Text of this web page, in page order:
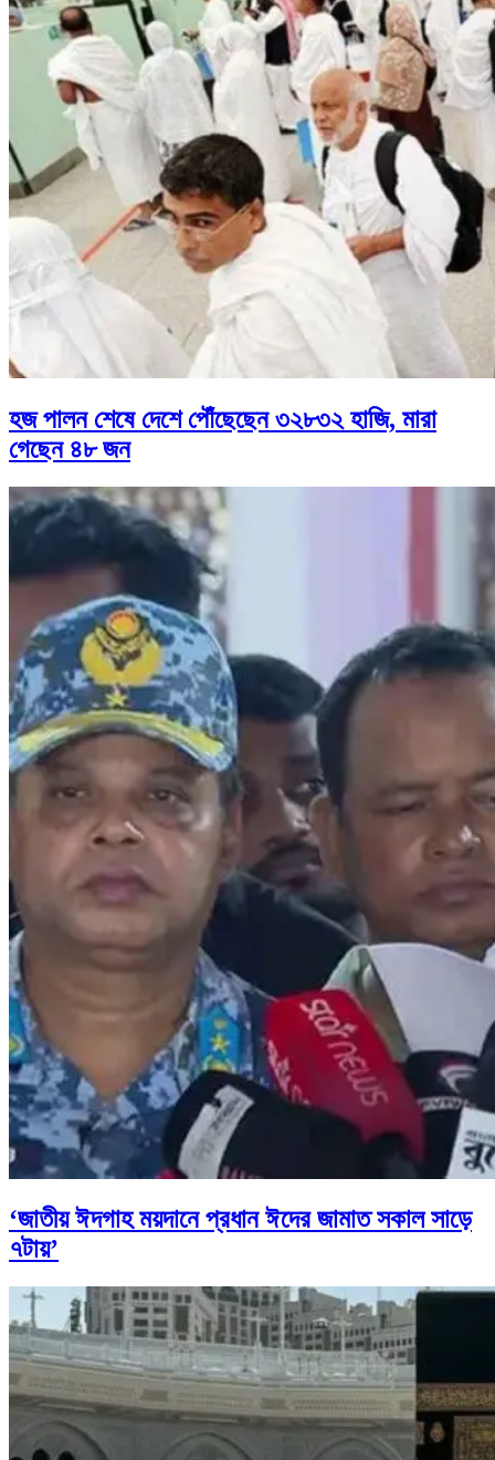
হজ পালন শেষে দেশে পৌঁছেছেন ৩২৮৩২ হাজি, মারা
গেছেন ৪৮ জন
‘জাতীয় ঈদগাহ ময়দানে প্রধান ঈদের জামাত সকাল সাড়ে
৭টায়’